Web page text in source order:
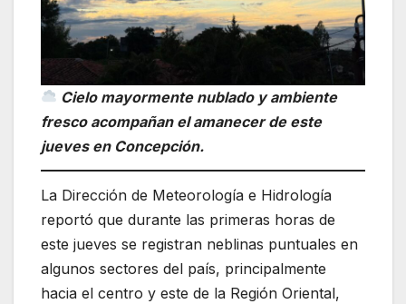
Cielo mayormente nublado y ambiente
fresco acompañan el amanecer de este
jueves en Concepción.
La Dirección de Meteorología e Hidrología
reportó que durante las primeras horas de
este jueves se registran neblinas puntuales en
algunos sectores del país, principalmente
hacia el centro y este de la Región Oriental,